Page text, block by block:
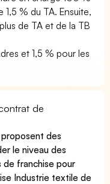
% du TA. Ensuite,
de TA et de la TB
et 1,5 % pour les
de
des
le niveau des
de franchise pour
Industrie textile de